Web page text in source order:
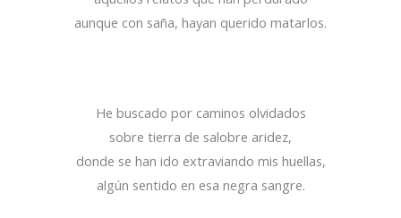
aunque con saña, hayan querido matarlos.
He buscado por caminos olvidados
sobre tierra de salobre aridez,
donde se han ido extraviando mis huellas,
algún sentido en esa negra sangre.